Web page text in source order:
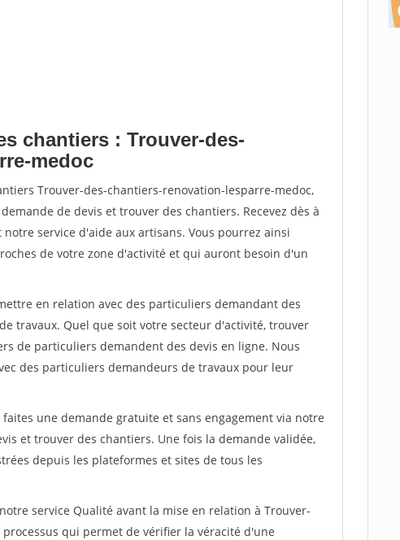
chantiers : Trouver-des-
medoc
Trouver-des-chantiers-renovation-lesparre-medoc,
de devis et trouver des chantiers. Recevez dès à
service d'aide aux artisans. Vous pourrez ainsi
de votre zone d'activité et qui auront besoin d'un
en relation avec des particuliers demandant des
travaux. Quel que soit votre secteur d'activité, trouver
de particuliers demandent des devis en ligne. Nous
des particuliers demandeurs de travaux pour leur
faites une demande gratuite et sans engagement via notre
et trouver des chantiers. Une fois la demande validée,
depuis les plateformes et sites de tous les
service Qualité avant la mise en relation à Trouver-
qui permet de vérifier la véracité d'une